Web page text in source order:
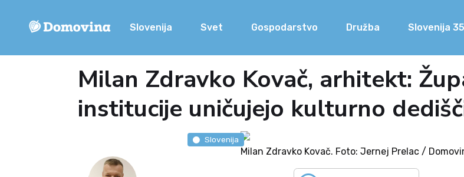
Slovenija Svet Gospodarstvo Družba Slovenija 35
Milan Zdravko Kovač, arhitekt:
institucije uničujejo kulturno
Milan Zdravko Kovač. Foto: Jernej Prelac /
Slovenija